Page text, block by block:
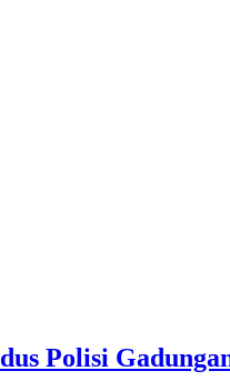
Polisi